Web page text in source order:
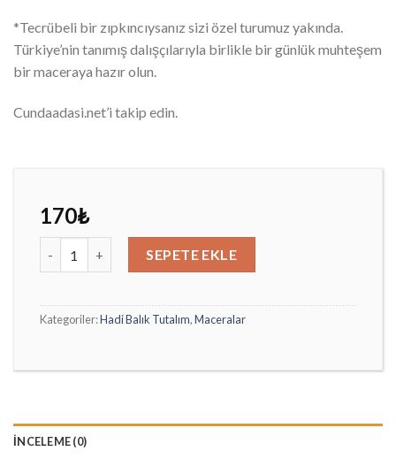
*Tecrübeli bir zıpkıncıysanız sizi özel turumuz yakında.
Türkiye’nin tanımış dalışçılarıyla birlikle bir günlük muhteşem
bir maceraya hazır olun.
Cundaadasi.net’i takip edin.
170₺
Amatör Zıpkın Avı adetSEPETE EKLE
Kategoriler:Hadi Balık Tutalım,Maceralar
İNCELEME (0)